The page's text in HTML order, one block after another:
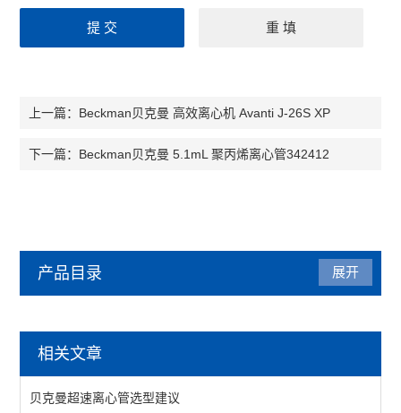
上一篇： Beckman贝克曼 高效离心机 Avanti J-26S XP
下一篇： Beckman贝克曼 5.1mL 聚丙烯离心管342412
产品目录
流式试剂
工作站吸头
展开
相关文章
贝克曼超速离心管选型建议